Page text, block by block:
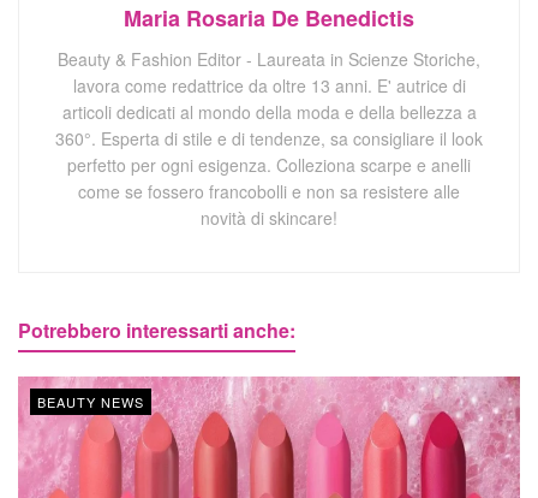
Maria Rosaria De Benedictis
Beauty & Fashion Editor - Laureata in Scienze Storiche,
lavora come redattrice da oltre 13 anni. E' autrice di
articoli dedicati al mondo della moda e della bellezza a
360°. Esperta di stile e di tendenze, sa consigliare il look
perfetto per ogni esigenza. Colleziona scarpe e anelli
come se fossero francobolli e non sa resistere alle
novità di skincare!
Potrebbero interessarti anche:
BEAUTY NEWS